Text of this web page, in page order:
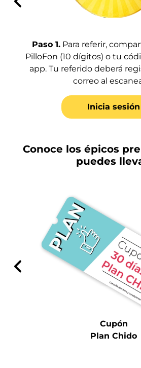
Paso 1. Para referir,
PilloFon (10 dígitos) o tu
app. Tu referido deberá
correo al
Inicia sesión
Conoce los épicos
puedes
Cupón
Plan Chido